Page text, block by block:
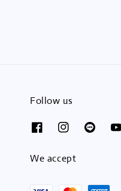
Follow us
We accept